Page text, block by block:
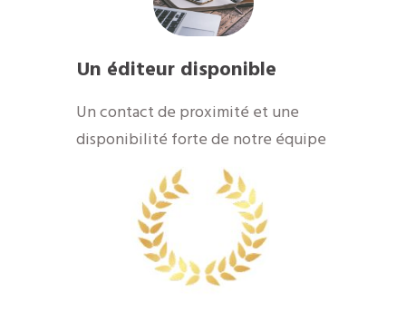
Un éditeur disponible
​Un contact de proximité et une
disponibilité forte de notre équipe